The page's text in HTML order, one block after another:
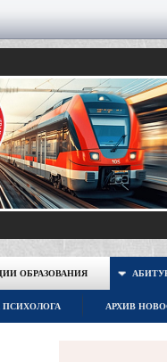
ОБРАЗОВАНИЯ
ПСИХОЛОГА АРХИВ